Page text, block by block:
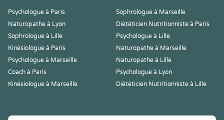
Psychologue à Paris
Sophrologue à Marseille
Naturopathe à Lyon
Diététicien Nutritionniste à Paris
Sophrologue à Lille
Psychologue à Lille
Kinésiologue à Paris
Naturopathe à Marseille
Psychologue à Marseille
Naturopathe à Lille
Coach à Paris
Psychologue à Lyon
Kinésiologue à Marseille
Diététicien Nutritionniste à Lille